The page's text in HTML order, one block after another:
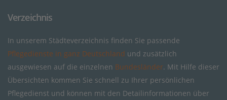
Verzeichnis
In unserem Städteverzeichnis finden Sie passende
Pflegedienste in ganz Deutschland und zusätzlich
ausgewiesen auf die einzelnen Bundesländer. Mit Hilfe dieser
Übersichten kommen Sie schnell zu Ihrer persönlichen
Pflegedienst und können mit den Detailinformationen über